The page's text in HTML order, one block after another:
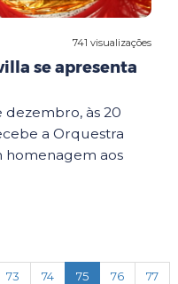
741 visualizações
se apresenta
dezembro, às 20
a Orquestra
homenagem aos
73 74 75(current)
76
77